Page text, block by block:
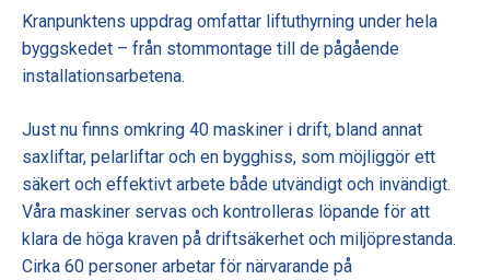
Kranpunktens uppdrag omfattar liftuthyrning under hela
byggskedet – från stommontage till de pågående
installationsarbetena.
Just nu finns omkring 40 maskiner i drift, bland annat
saxliftar, pelarliftar och en bygghiss, som möjliggör ett
säkert och effektivt arbete både utvändigt och invändigt.
Våra maskiner servas och kontrolleras löpande för att
klara de höga kraven på driftsäkerhet och miljöprestanda.
Cirka 60 personer arbetar för närvarande på